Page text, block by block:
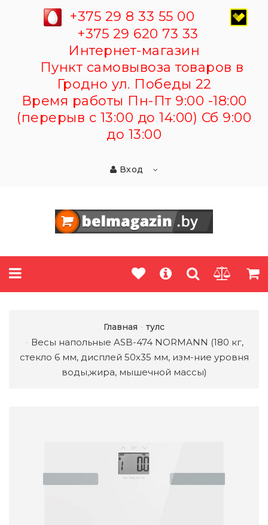
+375 29 8 33 55 00
+375 29 620 73 33
Интернет-магазин
Пункт самовывоза товаров в
Гродно ул. Победы 22
Время работы Пн-Пт 9:00 -18:00
(перерыв с 13:00 до 14:00) Сб 9:00
до 13:00
Вход
Главная тулс
Весы напольные ASB-474 NORMANN (180 кг,
стекло 6 мм, дисплей 50х35 мм, изм-ние уровня
воды,жира, мышечной массы)